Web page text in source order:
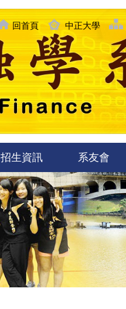
回首頁 中正大學
招生資訊 系友會